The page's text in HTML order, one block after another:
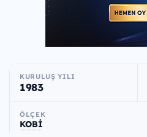
KURULUŞ YILI
1983
ÖLÇEK
KOBİ